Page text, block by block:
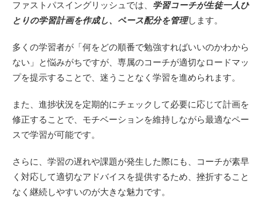
ファストパスイングリッシュでは、 学習コーチが生徒一人ひ
とりの学習計画を作成し、ペース配分を管理します。
多くの学習者が「何をどの順番で勉強すればいいのかわから
ない」と悩みがちですが、専属のコーチが適切なロードマッ
プを提示することで、迷うことなく学習を進められます。
また、進捗状況を定期的にチェックして必要に応じて計画を
修正することで、モチベーションを維持しながら最適なペー
スで学習が可能です。
さらに、学習の遅れや課題が発生した際にも、コーチが素早
く対応して適切なアドバイスを提供するため、挫折すること
なく継続しやすいのが大きな魅力です。